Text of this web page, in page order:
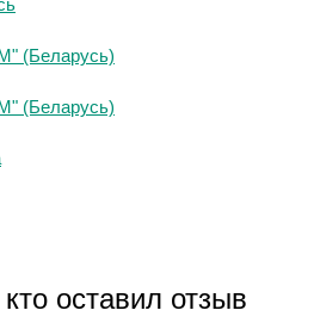
(Беларусь)
(Беларусь)
оставил отзыв